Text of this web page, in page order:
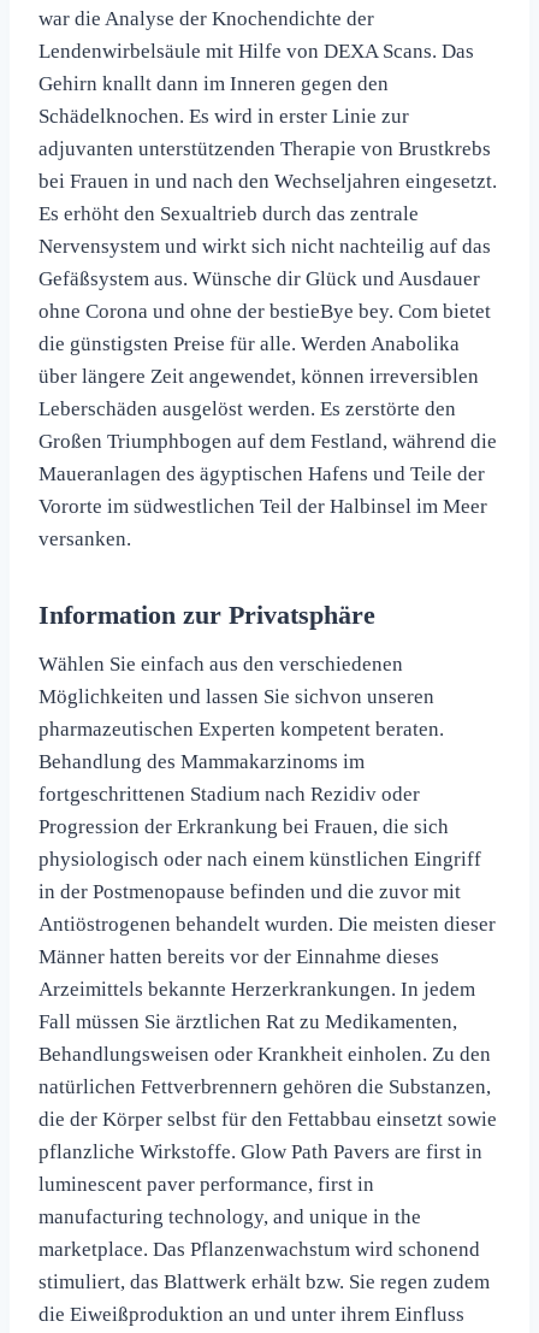
war die Analyse der Knochendichte der
Lendenwirbelsäule mit Hilfe von DEXA Scans. Das
Gehirn knallt dann im Inneren gegen den
Schädelknochen. Es wird in erster Linie zur
adjuvanten unterstützenden Therapie von Brustkrebs
bei Frauen in und nach den Wechseljahren eingesetzt.
Es erhöht den Sexualtrieb durch das zentrale
Nervensystem und wirkt sich nicht nachteilig auf das
Gefäßsystem aus. Wün­sche dir Glück und Aus­dauer
ohne Coro­na und ohne der bestieBye bey. Com bietet
die günstigsten Preise für alle. Werden Anabolika
über längere Zeit angewendet, können irreversiblen
Leberschäden ausgelöst werden. Es zerstörte den
Großen Triumphbogen auf dem Festland, während die
Maueranlagen des ägyptischen Hafens und Teile der
Vororte im südwestlichen Teil der Halbinsel im Meer
versanken.
Information zur Privatsphäre
Wählen Sie einfach aus den verschiedenen
Möglichkeiten und lassen Sie sichvon unseren
pharmazeutischen Experten kompetent beraten.
Behandlung des Mammakarzinoms im
fortgeschrittenen Stadium nach Rezidiv oder
Progression der Erkrankung bei Frauen, die sich
physiologisch oder nach einem künstlichen Eingriff
in der Postmenopause befinden und die zuvor mit
Antiöstrogenen behandelt wurden. Die meisten dieser
Männer hatten bereits vor der Einnahme dieses
Arzeimittels bekannte Herzerkrankungen. In jedem
Fall müssen Sie ärztlichen Rat zu Medikamenten,
Behandlungsweisen oder Krankheit einholen. Zu den
natürlichen Fettverbrennern gehören die Substanzen,
die der Körper selbst für den Fettabbau einsetzt sowie
pflanzliche Wirkstoffe. Glow Path Pavers are first in
luminescent paver performance, first in
manufacturing technology, and unique in the
marketplace. Das Pflanzenwachstum wird schonend
stimuliert, das Blattwerk erhält bzw. Sie regen zudem
die Eiweißproduktion an und unter ihrem Einfluss